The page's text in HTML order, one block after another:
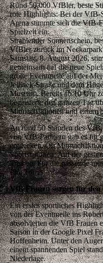
Rund 50.000 VfBler, beste
rote Highlights: Bei der VfB-
Arena stimmte sich die VfB-
Spielzeit ein.
Strahlender Sonnenschein,
VfBler zurück im
Samstag, 8. August 2026,
gemeinsam auf die neue
große Eventmeile auf der
Jellinek-Straße und dem
Museum. Bereits ab 10 Uhr
begeisterte den ganzen Tag
Mitmachaktionen und einem
An rund 50 Ständen des
von VfB-Partnern gab es für
entdecken. Ob
Sportstationen: Auf der
Treiben. Für die passende
Phil Torres.
VfB Frauen sorgen für
Ein erstes sportliches
von der Eventmeile ins
absolvierten die VfB Frauen
Saison in der Google Pixel
Hoffenheim. Unter den
einem spannenden Spiel
Niederlage.